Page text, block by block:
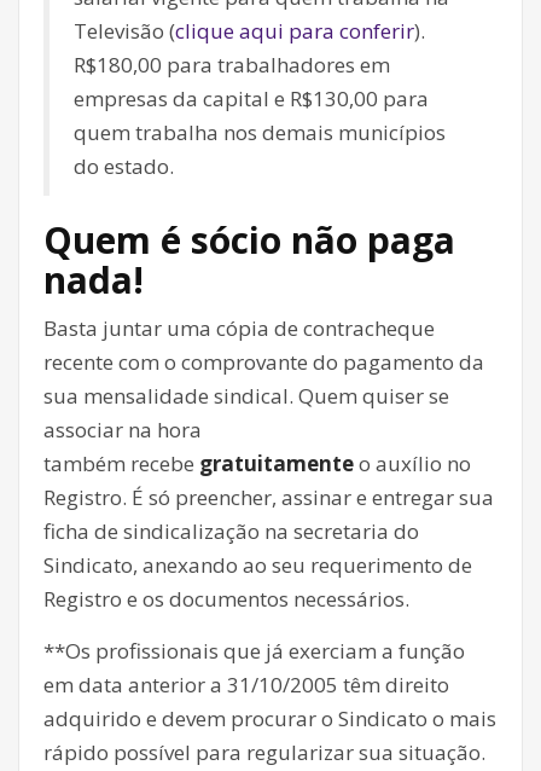
Televisão (clique aqui para conferir).
R$180,00 para trabalhadores em
empresas da capital e R$130,00 para
quem trabalha nos demais municípios
do estado.
Quem é sócio não paga
nada!
Basta juntar uma cópia de contracheque
recente com o comprovante do pagamento da
sua mensalidade sindical. Quem quiser se
associar na hora
também recebe gratuitamenteo auxílio no
Registro. É só preencher, assinar e entregar sua
ficha de sindicalização na secretaria do
Sindicato, anexando ao seu requerimento de
Registro e os documentos necessários.
**Os profissionais que já exerciam a função
em data anterior a 31/10/2005 têm direito
adquirido e devem procurar o Sindicato o mais
rápido possível para regularizar sua situação.